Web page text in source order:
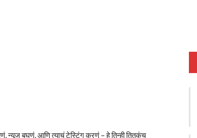
न्यूज बघणं, आणि त्याचं टेस्टिंग करणं – हे तिन्ही तितकंच